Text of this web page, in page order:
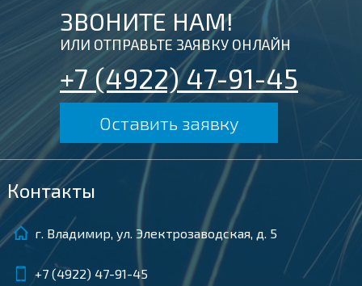
ЗВОНИТЕ НАМ!
ИЛИ ОТПРАВЬТЕ ЗАЯВКУ ОНЛАЙН
+7 (4922) 47-91-45
Оставить заявку
Контакты
г. Владимир, ул. Электрозаводская, д. 5
+7 (4922) 47-91-45